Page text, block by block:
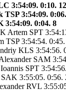
3:54:09. 0:10. 12
3:54:09.
3:54:09. 0:04. 8
Artem SPT
TSP 3:54:54.
KLS 3:54:56.
SAM
SPT
3:55:05. 0:56.
RVL